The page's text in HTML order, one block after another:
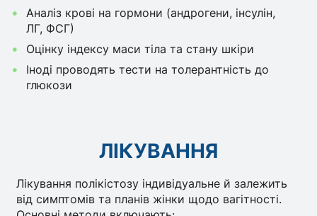
Аналіз крові на гормони (андрогени, інсулін,
ЛГ, ФСГ)
Оцінку індексу маси тіла та стану шкіри
Іноді проводять тести на толерантність до
глюкози
ЛІКУВАННЯ
Лікування полікістозу індивідуальне й залежить
від симптомів та планів жінки щодо вагітності.